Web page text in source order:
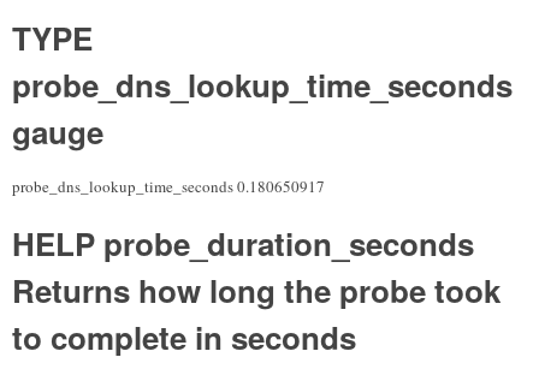
TYPE
probe_dns_lookup_time_seconds
gauge
probe_dns_lookup_time_seconds 0.180650917
HELP probe_duration_seconds
Returns how long the probe took
to complete in seconds